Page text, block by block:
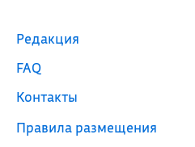
Редакция
FAQ
Контакты
Правила размещения